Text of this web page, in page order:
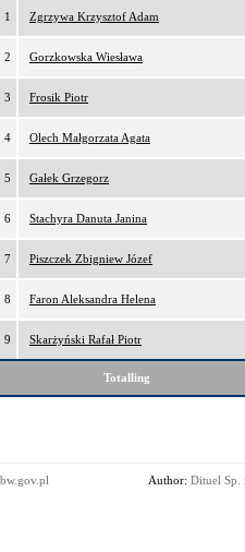
1 Zgrzywa Krzysztof Adam
2 Gorzkowska Wiesława
3 Frosik Piotr
4 Olech Małgorzata Agata
5 Gałek Grzegorz
6 Stachyra Danuta Janina
7 Piszczek Zbigniew Józef
8 Faron Aleksandra Helena
9 Skarżyński Rafał Piotr
Totalling
Author: Dituel Sp.